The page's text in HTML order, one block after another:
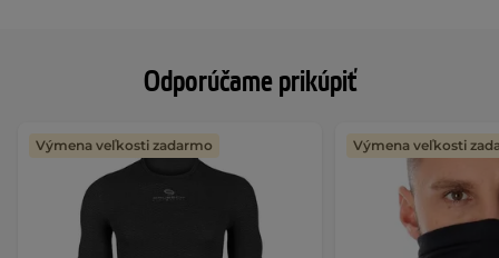
Odporúčame prikúpiť
Výmena veľkosti zadarmo Výmena veľkosti